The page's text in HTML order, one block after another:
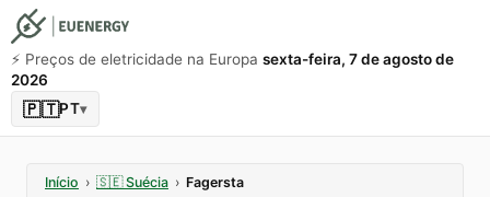
⚡️ Preços de eletricidade na Europa sexta-feira, 7 de agosto de
2026
🇵🇹PT▾
Início › 🇸🇪 Suécia › Fagersta